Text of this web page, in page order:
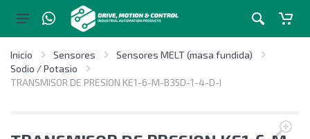
Inicio Sensores
Sensores MELT (masa fundida)
Sodio / Potasio
TRANSMISOR DE PRESION KE1-6-M-B35D-1-4-D-I